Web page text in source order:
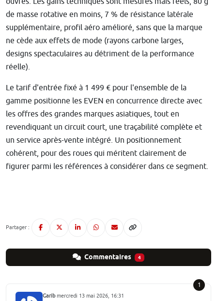
de masse rotative en moins, 7 % de résistance latérale
supplémentaire, profil aéro amélioré, sans que la marque
ne cède aux effets de mode (rayons carbone larges,
designs spectaculaires au détriment de la performance
réelle).
Le tarif d'entrée fixé à 1 499 € pour l'ensemble de la
gamme positionne les EVEN en concurrence directe avec
les offres des grandes marques asiatiques, tout en
revendiquant un circuit court, une traçabilité complète et
un service après-vente intégré. Un positionnement
cohérent, pour des roues qui méritent clairement de
figurer parmi les références à considérer dans ce segment.
Partager :
Commentaires 4
1
Garibmercredi 13 mai 2026, 16:31